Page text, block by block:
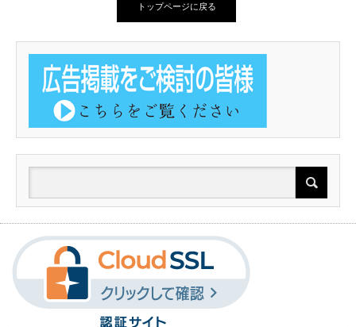
トップページに戻る